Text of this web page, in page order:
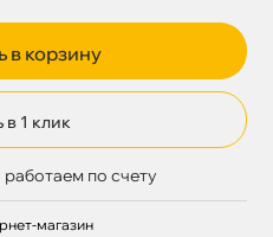
в корзину
в 1 клик
работаем по счету
магазин